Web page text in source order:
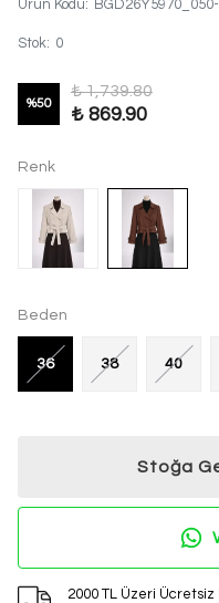
Ürün Kodu:
Stok: 0
%50
₺ 1,739.80
₺ 869.90
Renk
Beden
36 38 40
Stoğa
2000 TL Üzeri Ücretsiz